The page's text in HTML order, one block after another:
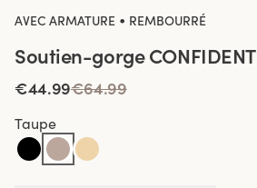
AVEC ARMATURE • REMBOURRÉ
Soutien-gorge CONFIDENT
€44.99€64.99
Taupe